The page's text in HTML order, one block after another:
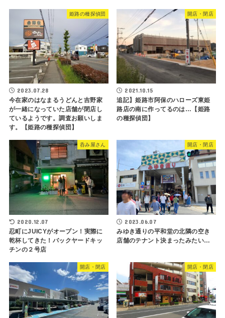
姫路の種探偵団
2023.07.28
今在家のはなまるうどんと吉野家
が一緒になっていた店舗が閉店し
ているようです。調査お願いしま
す。【姫路の種探偵団】
開店・閉店
2021.10.15
追記】姫路市阿保のハローズ東姫
路店の南に作ってるのは…【姫路
の種探偵団】
呑み屋さん
2020.12.07
忍町にJUICYがオープン！実際に
乾杯してきた！バックヤードキッ
チンの２号店
開店・閉店
2023.06.07
みゆき通りの平和堂の北隣の空き
店舗のテナント決まったみたい…
開店・閉店 開店・閉店